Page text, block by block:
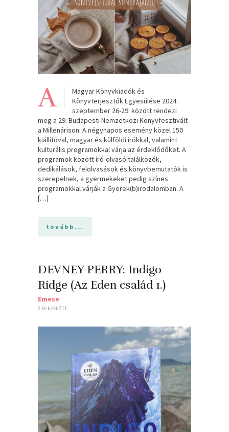
A
Magyar Könyvkiadók és
Könyvterjesztők Egyesülése 2024.
szeptember 26-29. között rendezi
meg a 29. Budapesti Nemzetközi Könyvfesztivált
a Millenárison. A négynapos esemény közel 150
kiállítóval, magyar és külföldi írókkal, valamint
kulturális programokkal várja az érdeklődőket. A
programok között író-olvasó találkozók,
dedikálások, felolvasások és könyvbemutatók is
szerepelnek, a gyermekeket pedig színes
programokkal várják a Gyerek(b)irodalomban. A
[…]
tovább...
DEVNEY PERRY: Indigo ​
Ridge (Az Eden család 1.)
Emese
2 ÉV EZELŐTT